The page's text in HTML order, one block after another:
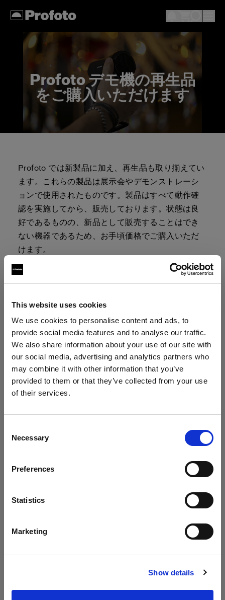
This website uses cookies
We use cookies to personalise content and ads, to
provide social media features and to analyse our traffic.
We also share information about your use of our site with
our social media, advertising and analytics partners who
may combine it with other information that you’ve
provided to them or that they’ve collected from your use
of their services.
Selection
Necessary
Preferences
Statistics
Marketing
Show details
地域を変更しますか？
Croatia
サイトにアクセス
Profoto デモ機の再生品
をご購入いただけます
Profoto では新製品に加え、再生品も取り揃えてい
ます。これらの製品は展示会やデモンストレーシ
ョンで使用されたものです。製品はすべて動作確
認を実施してから、販売しております。状態は良
好であるものの、新品として販売することはでき
ない機器であるため、お手頃価格でご購入いただ
けます。
製品は、ケーブル、バッグ、充電器などのアクセ
の内容に関する詳細は、製品ページをご覧くださ
い。
デモ機はファイナルセールのため、返品
はお受けできません。
ご購入は、各製品の「購入する」ボタンをクリッ
自動的に追加されます。
なお、デモ機の再生品は数に限りがございます。
が、後日再度ご確認いただきますようお願いいた